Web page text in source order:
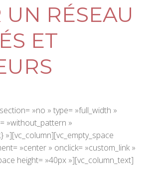
UN RÉSEAU
ET
»no » type= »full_width »
»without_pattern »
»center » onclick= »custom_link »
height= »40px »][vc_column_text]